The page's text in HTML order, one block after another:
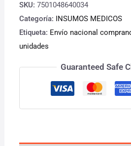
SKU:7501048640034
Categoría:
INSUMOS MEDICOS
Etiqueta: Envío nacional
unidades
Guaranteed Safe